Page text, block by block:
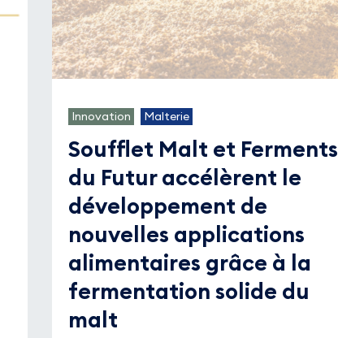
Innovation Malterie
Soufflet Malt et Ferments
du Futur accélèrent le
développement de
nouvelles applications
alimentaires grâce à la
fermentation solide du
malt